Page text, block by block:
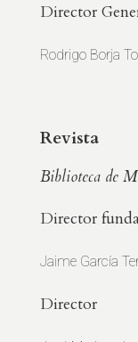
Director
Rodrigo Borja
Revista
Biblioteca de
Director
Jaime García
Director